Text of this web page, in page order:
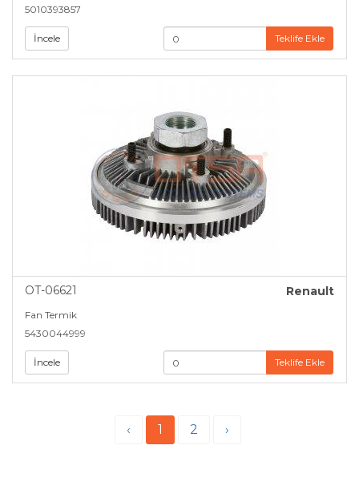
5010393857
İncele Teklife Ekle
OT-06621 Renault
Fan Termik
5430044999
İncele Teklife Ekle
‹ 1 2 ›